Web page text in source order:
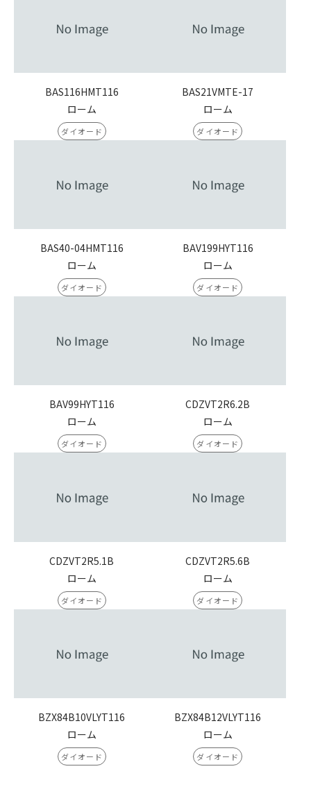
BAS116HMT116
ローム
ダイオード
BAS21VMTE-17
ローム
ダイオード
BAS40-04HMT116
ローム
ダイオード
BAV199HYT116
ローム
ダイオード
BAV99HYT116
ローム
ダイオード
CDZVT2R6.2B
ローム
ダイオード
CDZVT2R5.1B
ローム
ダイオード
CDZVT2R5.6B
ローム
ダイオード
BZX84B10VLYT116
ローム
ダイオード
BZX84B12VLYT116
ローム
ダイオード